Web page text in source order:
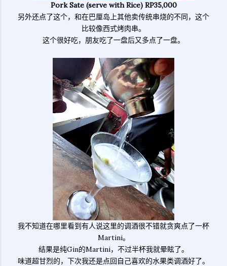
Pork Sate (serve with Rice) RP35,000
另外还点了这个，和在巴厘岛上其他卖传统串烧的不同，这个
比较像西式烤肉串。
这个很好吃，朋友吃了一盘后又多点了一盘。
我不知道在哪里看到有人说这里的调酒很不错就贪爽点了一杯
Martini。
结果是纯Gin的Martini，不过半杯我就晕眩了。
味道超甘烈的，下次我还是点回自己喜欢的水果类调酒好了。